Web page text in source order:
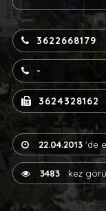
3622668179
-
3624328162
22.04.2013'de
3483kez